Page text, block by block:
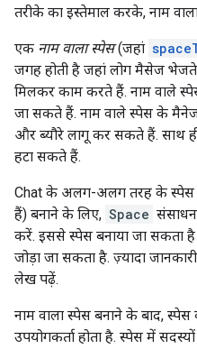
तरीके का इस्तेमाल करके, नाम
एक नाम वाला स्पेस(जहां
जगह होती है जहां लोग मैसेज
मिलकर काम करते हैं. नाम वाले
जा सकते हैं. नाम वाले स्पेस के
और ब्यौरे लागू कर सकते हैं. साथ
हटा सकते हैं.
Chat के अलग-अलग तरह के स्पेस
हैं) बनाने के लिए, Space
करें. इससे स्पेस बनाया जा सकता
जोड़ा जा सकता है. ज़्यादा
लेख पढ़ें.
नाम वाला स्पेस बनाने के बाद, स्पेस
उपयोगकर्ता होता है. स्पेस में